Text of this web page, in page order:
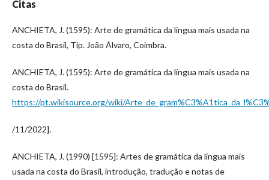
Citas
ANCHIETA, J. (1595): Arte de gramática da língua mais usada na
costa do Brasil, Tip. João Álvaro, Coimbra.
ANCHIETA, J. (1595): Arte de gramática da língua mais usada na
costa do Brasil.
https://pt.wikisource.org/wiki/
/11/2022].
ANCHIETA, J. (1990) [1595]: Artes de gramática da língua mais
usada na costa do Brasil, introdução, tradução e notas de